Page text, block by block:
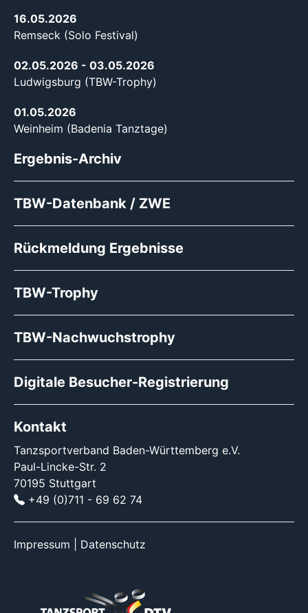
16.05.2026
Remseck (Solo Festival)
02.05.2026 - 03.05.2026
Ludwigsburg (TBW-Trophy)
01.05.2026
Weinheim (Badenia Tanztage)
Ergebnis-Archiv
TBW-Datenbank / ZWE
Rückmeldung Ergebnisse
TBW-Trophy
TBW-Nachwuchstrophy
Digitale Besucher-Registrierung
Kontakt
Tanzsportverband Baden-Württemberg e.V.
Paul-Lincke-Str. 2
70195 Stuttgart
+49 (0)711 - 69 62 74
Impressum Datenschutz